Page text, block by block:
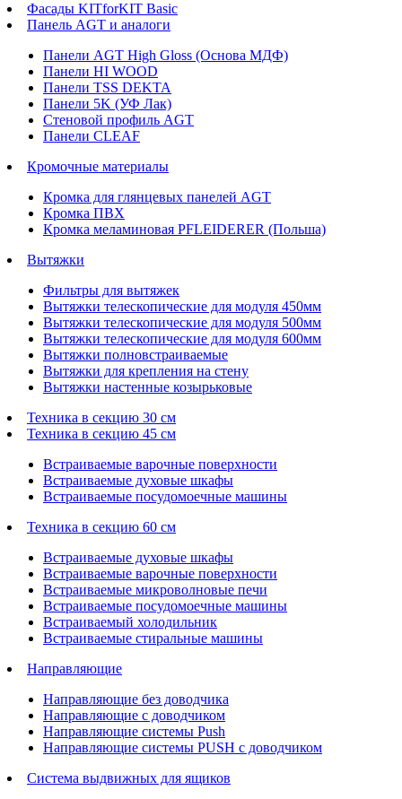
Фасады KITforKIT Basic
Панель AGT и аналоги
Панели AGT High Gloss (Основа МДФ)
Панели HI WOOD
Панели TSS DEKTA
Панели 5K (УФ Лак)
Стеновой профиль AGT
Панели CLEAF
Кромочные материалы
Кромка для глянцевых панелей AGT
Кромка ПВХ
Кромка меламиновая PFLEIDERER (Польша)
Вытяжки
Фильтры для вытяжек
Вытяжки телескопические для модуля 450мм
Вытяжки телескопические для модуля 500мм
Вытяжки телескопические для модуля 600мм
Вытяжки полновстраиваемые
Вытяжки для крепления на стену
Вытяжки настенные козырьковые
Техника в секцию 30 см
Техника в секцию 45 см
Встраиваемые варочные поверхности
Встраиваемые духовые шкафы
Встраиваемые посудомоечные машины
Техника в секцию 60 см
Встраиваемые духовые шкафы
Встраиваемые варочные поверхности
Встраиваемые микроволновые печи
Встраиваемые посудомоечные машины
Встраиваемый холодильник
Встраиваемые стиральные машины
Направляющие
Направляющие без доводчика
Направляющие с доводчиком
Направляющие системы Push
Направляющие системы PUSH с доводчиком
Система выдвижных для ящиков